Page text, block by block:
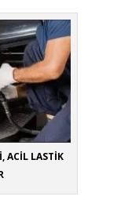
ACİL LASTİK